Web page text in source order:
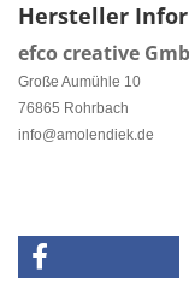
Hersteller
efco creative
Große Aumühle 10
76865 Rohrbach
info@amolendiek.de